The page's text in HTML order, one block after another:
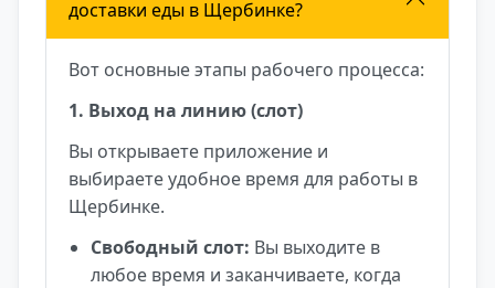
доставки еды в Щербинке?
Вот основные этапы рабочего процесса:
1. Выход на линию (слот)
Вы открываете приложение и
выбираете удобное время для работы в
Щербинке.
Свободный слот: Вы выходите в
любое время и заканчиваете, когда